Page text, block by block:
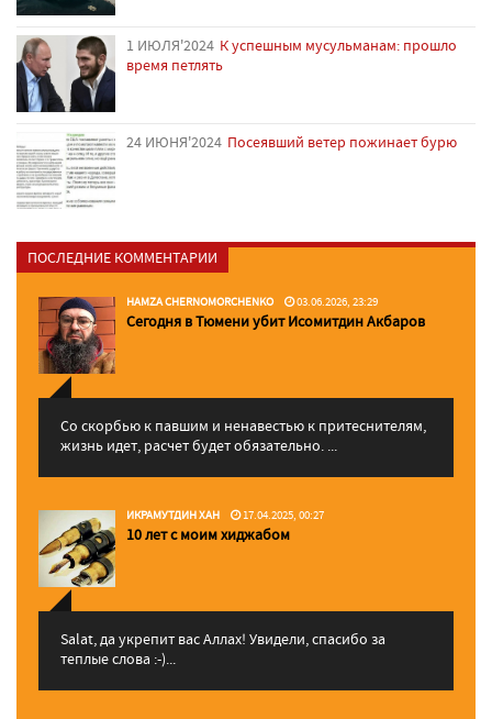
1 ИЮЛЯ'2024 К успешным мусульманам: прошло
время петлять
24 ИЮНЯ'2024 Посеявший ветер пожинает бурю
ПОСЛЕДНИЕ КОММЕНТАРИИ
HAMZA CHERNOMORCHENKO 03.06.2026, 23:29
Сегодня в Тюмени убит Исомитдин Акбаров
Со скорбью к павшим и ненавестью к притеснителям,
жизнь идет, расчет будет обязательно. ...
ИКРАМУТДИН ХАН 17.04.2025, 00:27
10 лет с моим хиджабом
Salat, да укрепит вас Аллаx! Увидели, спасибо за
теплые слова :-)...